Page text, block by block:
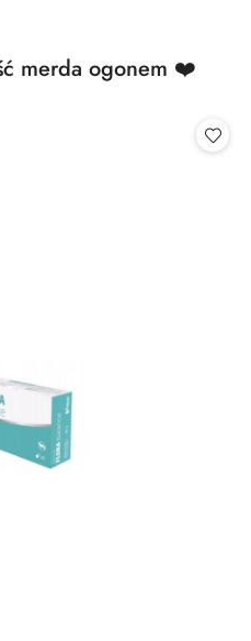
merda ogonem ❤️